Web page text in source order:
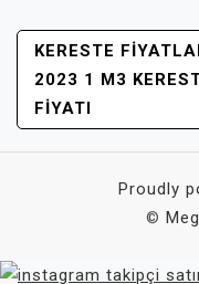
YAZI
GEZINMESI
KERESTE
2023 1 M3
FIYATI
Proudly
©